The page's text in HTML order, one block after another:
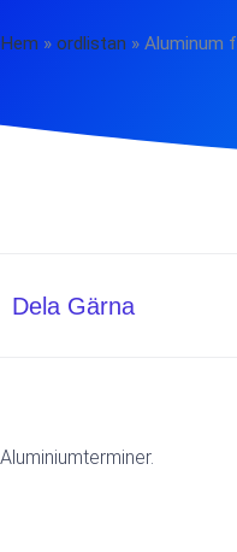
Hem » ordlistan » Aluminum
Dela Gärna
Aluminiumterminer.